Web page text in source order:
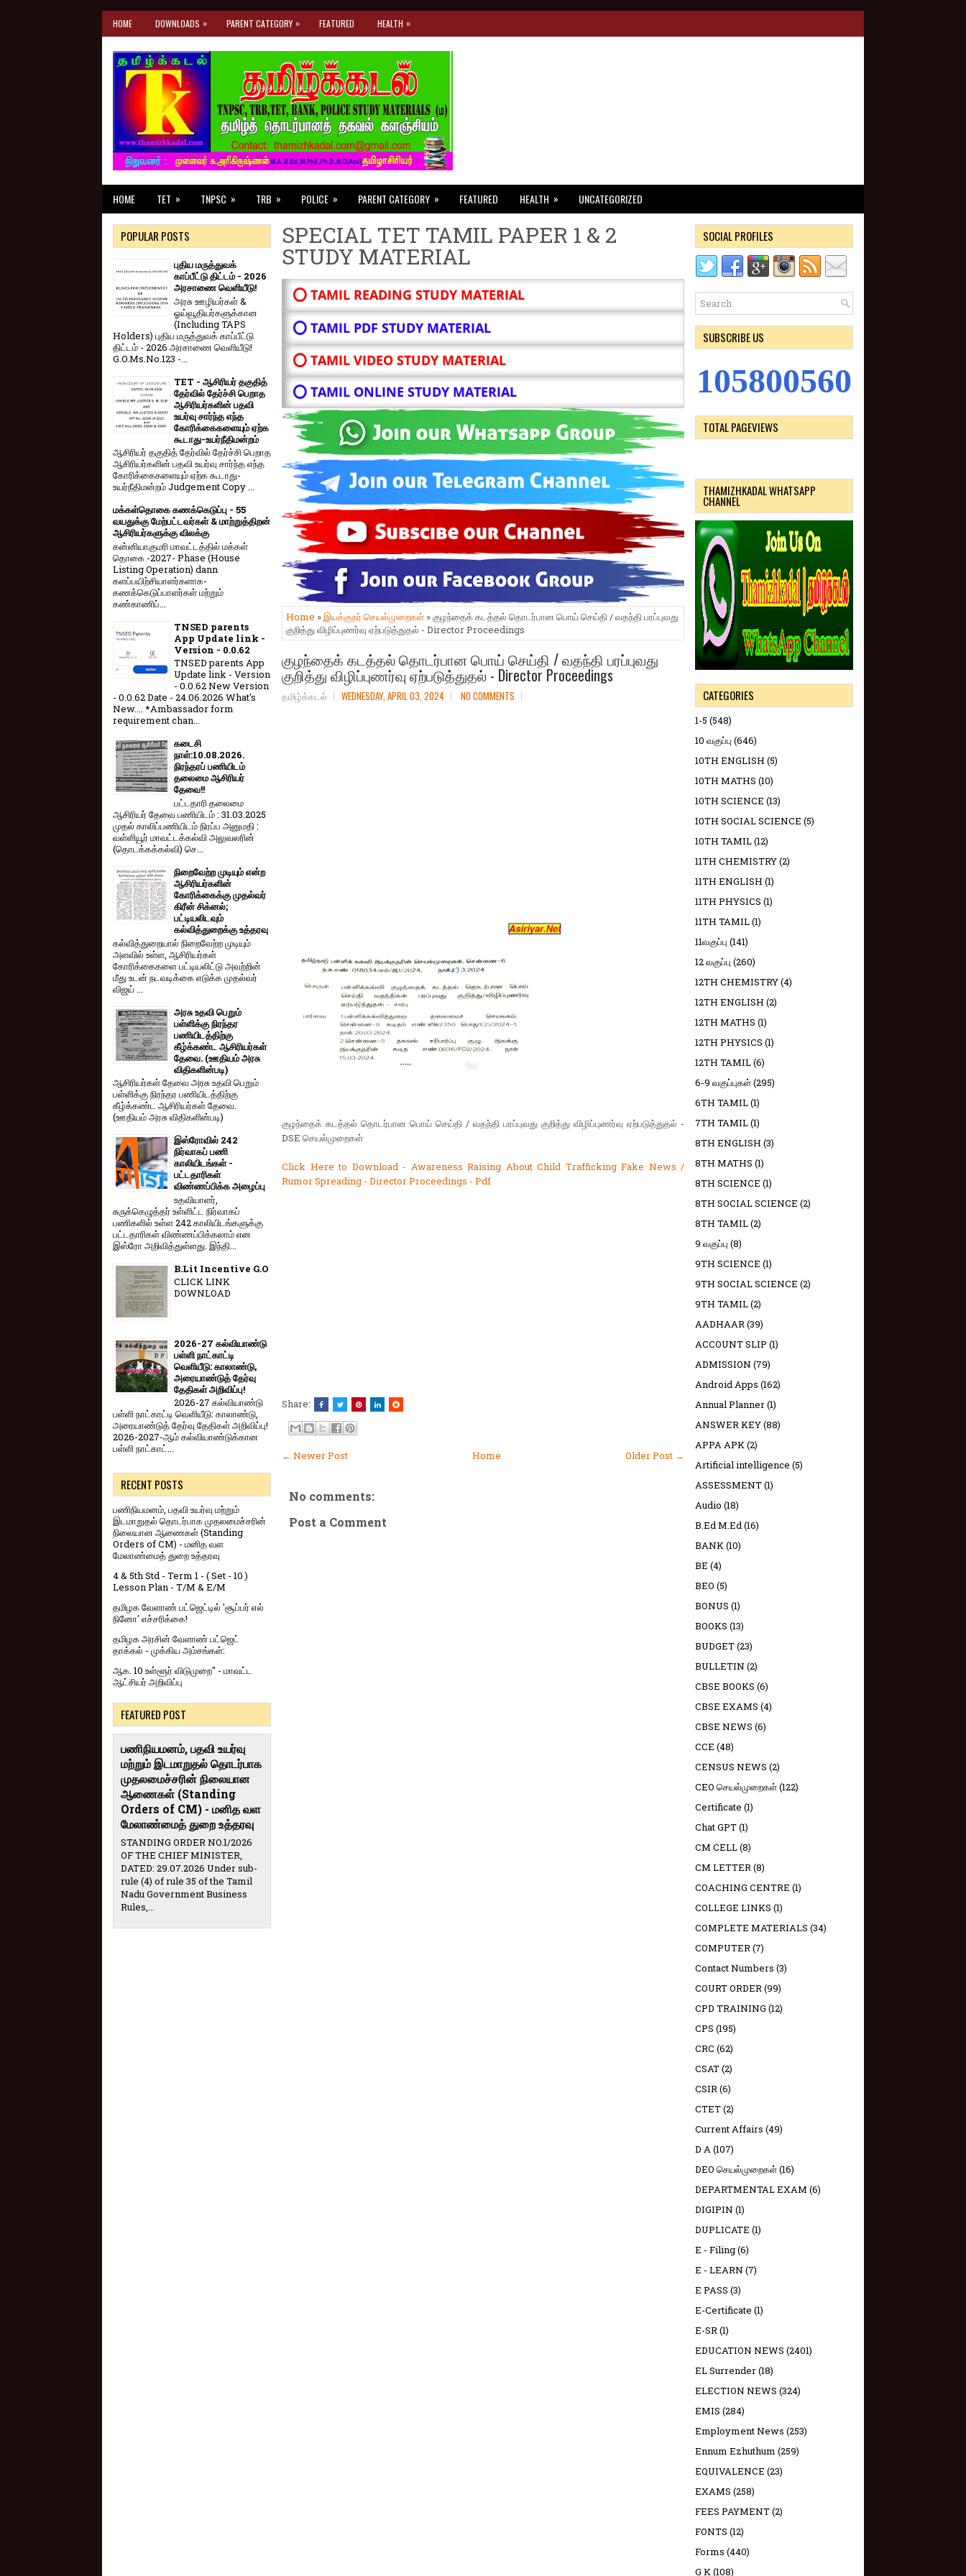
HOME DOWNLOADS » PARENT CATEGORY » FEATURED HEALTH »
HOME TET » TNPSC » TRB » POLICE » PARENT CATEGORY » FEATURED HEALTH » UNCATEGORIZED
SPECIAL TET TAMIL PAPER 1 & 2
STUDY MATERIAL
⭕ TAMIL READING STUDY MATERIAL
⭕ TAMIL PDF STUDY MATERIAL
⭕ TAMIL VIDEO STUDY MATERIAL
⭕ TAMIL ONLINE STUDY MATERIAL
Home »இயக்குநர் செயல்முறைகள் » குழந்தைக் கடத்தல் தொடர்பான பொய் செய்தி / வதந்தி பரப்புவது
குறித்து விழிப்புணர்வு ஏற்படுத்துதல் - Director Proceedings
குழந்தைக் கடத்தல் தொடர்பான பொய் செய்தி / வதந்தி பரப்புவது
குறித்து விழிப்புணர்வு ஏற்படுத்துதல் - Director Proceedings
தமிழ்க்கடல் WEDNESDAY, APRIL 03, 2024 NO COMMENTS
குழந்தைக் கடத்தல் தொடர்பான பொய் செய்தி / வதந்தி பரப்புவது குறித்து விழிப்புணர்வு ஏற்படுத்துதல் -
DSE செயல்முறைகள்
Click Here to Download - Awareness Raising About Child Trafficking Fake News /
Rumor Spreading - Director Proceedings - Pdf
Share:
← Newer Post Older Post →
Home
No comments:
Post a Comment
POPULAR POSTS
புதிய மருத்துவக்
காப்பீட்டு திட்டம் - 2026
அரசாணை வெளியீடு!
அரசு ஊழியர்கள் &
ஓய்வூதியர்களுக்கான
(Including TAPS
Holders) புதிய மருத்துவக் காப்பீட்டு
திட்டம் - 2026 அரசாணை வெளியீடு!
G.O.Ms.No.123 -...
TET - ஆசிரியர் தகுதித்
தேர்வில் தேர்ச்சி பெறாத
ஆசிரியர்களின் பதவி
உயர்வு சார்ந்த எந்த
கோரிக்கைகளையும் ஏற்க
கூடாது-உயர்நீதிமன்றம்
ஆசிரியர் தகுதித் தேர்வில் தேர்ச்சி பெறாத
ஆசிரியர்களின் பதவி உயர்வு சார்ந்த எந்த
கோரிக்கைகளையும் ஏற்க கூடாது-
உயர்நீதிமன்றம் Judgement Copy ...
மக்கள்தொகை கணக்கெடுப்பு - 55
வயதுக்கு மேற்பட்டவர்கள் & மாற்றுத்திறன்
ஆசிரியர்களுக்கு விலக்கு
கன்னியாகுமரி மாவட்டத்தில் மக்கள்
தொகை -2027- Phase (House
Listing Operation) dann
களப்பயிற்சியாளர்களாக-
கணக்கெடுப்பாளர்கள் மற்றும்
கண்காணிப்...
TNSED parents
App Update link -
Version - 0.0.62
TNSED parents App
Update link - Version
- 0.0.62 New Version
- 0.0.62 Date - 24.06.2026 What's
New.... *Ambassador form
requirement chan...
கடைசி
நாள்:10.08.2026.
நிரந்தரப் பணியிடம்
தலைமை ஆசிரியர்
தேவை!!
பட்டதாரி தலைமை
ஆசிரியர் தேவை பணியிடம் : 31.03.2025
முதல் காலிப்பணியிடம் நிரப்ப அனுமதி :
வள்ளியூர் மாவட்டக்கல்வி அலுவலரின்
(தொடக்கக்கல்வி) செ...
நிறைவேற்ற முடியும் என்ற
ஆசிரியர்களின்
கோரிக்கைக்கு முதல்வர்
கிரீன் சிக்னல்;
பட்டியலிடவும்
கல்வித்துறைக்கு உத்தரவு
கல்வித்துறையால் நிறைவேற்ற முடியும்
அளவில் உள்ள, ஆசிரியர்கள்
கோரிக்கைகளை பட்டியலிட்டு அவற்றின்
மீது உடன் நடவடிக்கை எடுக்க முதல்வர்
விஜய் ...
அரசு உதவி பெறும்
பள்ளிக்கு நிரந்தர
பணியிடத்திற்கு
கீழ்க்கண்ட ஆசிரியர்கள்
தேவை. (ஊதியம் அரசு
விதிகளின்படி)
ஆசிரியர்கள் தேவை அரசு உதவி பெறும்
பள்ளிக்கு நிரந்தர பணியிடத்திற்கு
கீழ்க்கண்ட ஆசிரியர்கள் தேவை.
(ஊதியம் அரசு விதிகளின்படி)
இஸ்ரோவில் 242
நிர்வாகப் பணி
காலியிடங்கள் -
பட்டதாரிகள்
விண்ணப்பிக்க அழைப்பு
உதவியாளர்,
சுருக்கெழுத்தர் உள்ளிட்ட நிர்வாகப்
பணிகளில் உள்ள 242 காலியிடங்களுக்கு
பட்டதாரிகள் விண்ணப்பிக்கலாம் என
இஸ்ரோ அறிவித்துள்ளது. இந்தி...
B.Lit Incentive G.O
CLICK LINK
DOWNLOAD
2026-27 கல்வியாண்டு
பள்ளி நாட்காட்டி
வெளியீடு: காலாண்டு,
அரையாண்டுத் தேர்வு
தேதிகள் அறிவிப்பு!
2026-27 கல்வியாண்டு
பள்ளி நாட்காட்டி வெளியீடு: காலாண்டு,
அரையாண்டுத் தேர்வு தேதிகள் அறிவிப்பு!
2026-2027-ஆம் கல்வியாண்டுக்கான
பள்ளி நாட்காட்...
RECENT POSTS
பணிநியமனம், பதவி உயர்வு மற்றும்
இடமாறுதல் தொடர்பாக முதலமைச்சரின்
நிலையான ஆணைகள் (Standing
Orders of CM) - மனித வள
மேலாண்மைத் துறை உத்தரவு
4 & 5th Std - Term 1 - ( Set - 10 )
Lesson Plan - T/M & E/M
தமிழக வேளாண் பட்ஜெட்டில் 'சூப்பர் எல்
நினோ' எச்சரிக்கை!
தமிழக அரசின் வேளாண் பட்ஜெட்
தாக்கல் - முக்கிய அம்சங்கள்:
ஆக. 10 உள்ளூர் விடுமுறை" - மாவட்ட
ஆட்சியர் அறிவிப்பு
FEATURED POST
பணிநியமனம், பதவி உயர்வு
மற்றும் இடமாறுதல் தொடர்பாக
முதலமைச்சரின் நிலையான
ஆணைகள் (Standing
Orders of CM) - மனித வள
மேலாண்மைத் துறை உத்தரவு
STANDING ORDER NO.1/2026
OF THE CHIEF MINISTER,
DATED: 29.07.2026 Under sub-
rule (4) of rule 35 of the Tamil
Nadu Government Business
Rules,...
SOCIAL PROFILES
SUBSCRIBE US
105800560
TOTAL PAGEVIEWS
THAMIZHKADAL WHATSAPP
CHANNEL
CATEGORIES
1-5 (548)
10 வகுப்பு (646)
10TH ENGLISH (5)
10TH MATHS (10)
10TH SCIENCE (13)
10TH SOCIAL SCIENCE (5)
10TH TAMIL(12)
11TH CHEMISTRY(2)
11TH ENGLISH (1)
11TH PHYSICS (1)
11TH TAMIL(1)
11வகுப்பு (141)
12 வகுப்பு (260)
12TH CHEMISTRY(4)
12TH ENGLISH (2)
12TH MATHS (1)
12TH PHYSICS (1)
12TH TAMIL(6)
6-9 வகுப்புகள்(295)
6TH TAMIL(1)
7TH TAMIL(1)
8TH ENGLISH (3)
8TH MATHS (1)
8TH SCIENCE (1)
8TH SOCIAL SCIENCE (2)
8TH TAMIL(2)
9 வகுப்பு (8)
9TH SCIENCE (1)
9TH SOCIAL SCIENCE (2)
9TH TAMIL(2)
AADHAAR(39)
ACCOUNT SLIP (1)
ADMISSION (79)
Android Apps (162)
Annual Planner(1)
ANSWER KEY(88)
APPA APK(2)
Artificial intelligence (5)
ASSESSMENT(1)
Audio (18)
B.Ed M.Ed(16)
BANK(10)
BE (4)
BEO (5)
BONUS (1)
BOOKS (13)
BUDGET(23)
BULLETIN (2)
CBSE BOOKS (6)
CBSE EXAMS (4)
CBSE NEWS (6)
CCE (48)
CENSUS NEWS (2)
CEO செயல்முறைகள்(122)
Certificate (1)
Chat GPT(1)
CM CELL(8)
CM LETTER(8)
COACHING CENTRE (1)
COLLEGE LINKS (1)
COMPLETE MATERIALS (34)
COMPUTER(7)
Contact Numbers (3)
COURT ORDER(99)
CPD TRAINING (12)
CPS (195)
CRC (62)
CSAT(2)
CSIR(6)
CTET(2)
Current Affairs (49)
D A(107)
DEO செயல்முறைகள்(16)
DEPARTMENTAL EXAM (6)
DIGIPIN (1)
DUPLICATE (1)
E - Filing(6)
E - LEARN (7)
E PASS (3)
E-Certificate (1)
E-SR(1)
EDUCATION NEWS (2401)
EL Surrender(18)
ELECTION NEWS (324)
EMIS (284)
Employment News (253)
Ennum Ezhuthum (259)
EQUIVALENCE (23)
EXAMS (258)
FEES PAYMENT(2)
FONTS (12)
Forms (440)
G K(108)